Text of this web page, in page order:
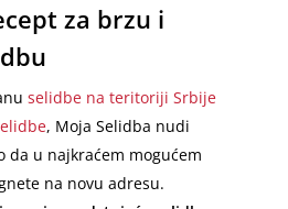
za brzu i
selidbe na teritoriji Srbije
, Moja Selidba nudi
da u najkraćem mogućem
na novu adresu.
Selidbe u Beogradu
Vračar
Stari grad
Selidbe Cena
Usluge